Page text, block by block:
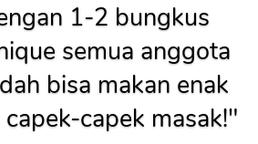
1-2 bungkus
semua anggota
bisa makan enak
capek masak!"